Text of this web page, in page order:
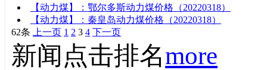
【动力煤】：鄂尔多斯动力煤价格（20220318）
【动力煤】：秦皇岛动力煤价格（20220318）
62条
上一页 1 2 3 4 下一页
新闻点击排名more